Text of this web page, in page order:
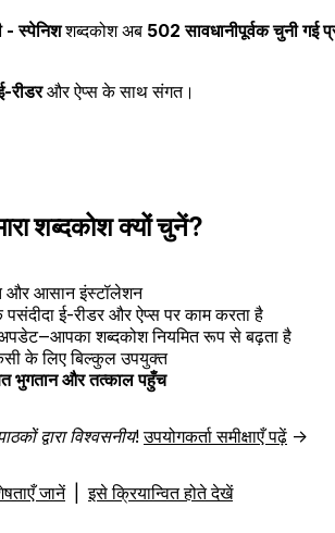
- स्पेनिशशब्दकोश अब 502 सावधानीपूर्वक चुनी गई
रीडरऔर ऐप्स के साथ संगत।
शब्दकोश क्यों चुनें?
और आसान इंस्टॉलेशन
ई-रीडर और ऐप्स पर काम करता है
शब्दकोश नियमित रूप से बढ़ता है
के लिए बिल्कुल उपयुक्त
भुगतान और तत्काल पहुँच
द्वारा विश्वसनीय! उपयोगकर्ता समीक्षाएँ पढ़ें →
जानें|इसे क्रियान्वित होते देखें